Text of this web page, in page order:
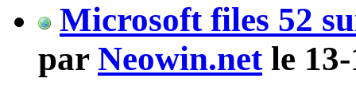
Microsoft files 52
par Neowin.netle 13-